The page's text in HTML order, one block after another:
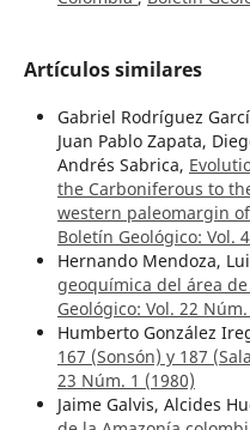
Artículos similares
Gabriel Rodríguez
Juan Pablo Zapata,
Andrés Sabrica,
the Carboniferous to
western paleomargin
Boletín Geológico: Vol.
Hernando Mendoza,
geoquímica del área
Geológico: Vol. 22
Humberto González
167 (Sonsón) y 187
23 Núm. 1 (1980)
Jaime Galvis, Alcides